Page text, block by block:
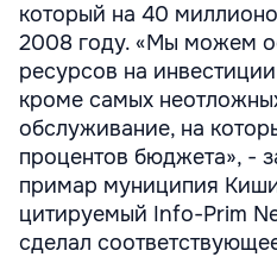
который на 40
2008 году. «Мы можем
ресурсов на
кроме самых
обслуживание, на
процентов бюджета», -
примар муниципия
цитируемый Info-Prim
сделал